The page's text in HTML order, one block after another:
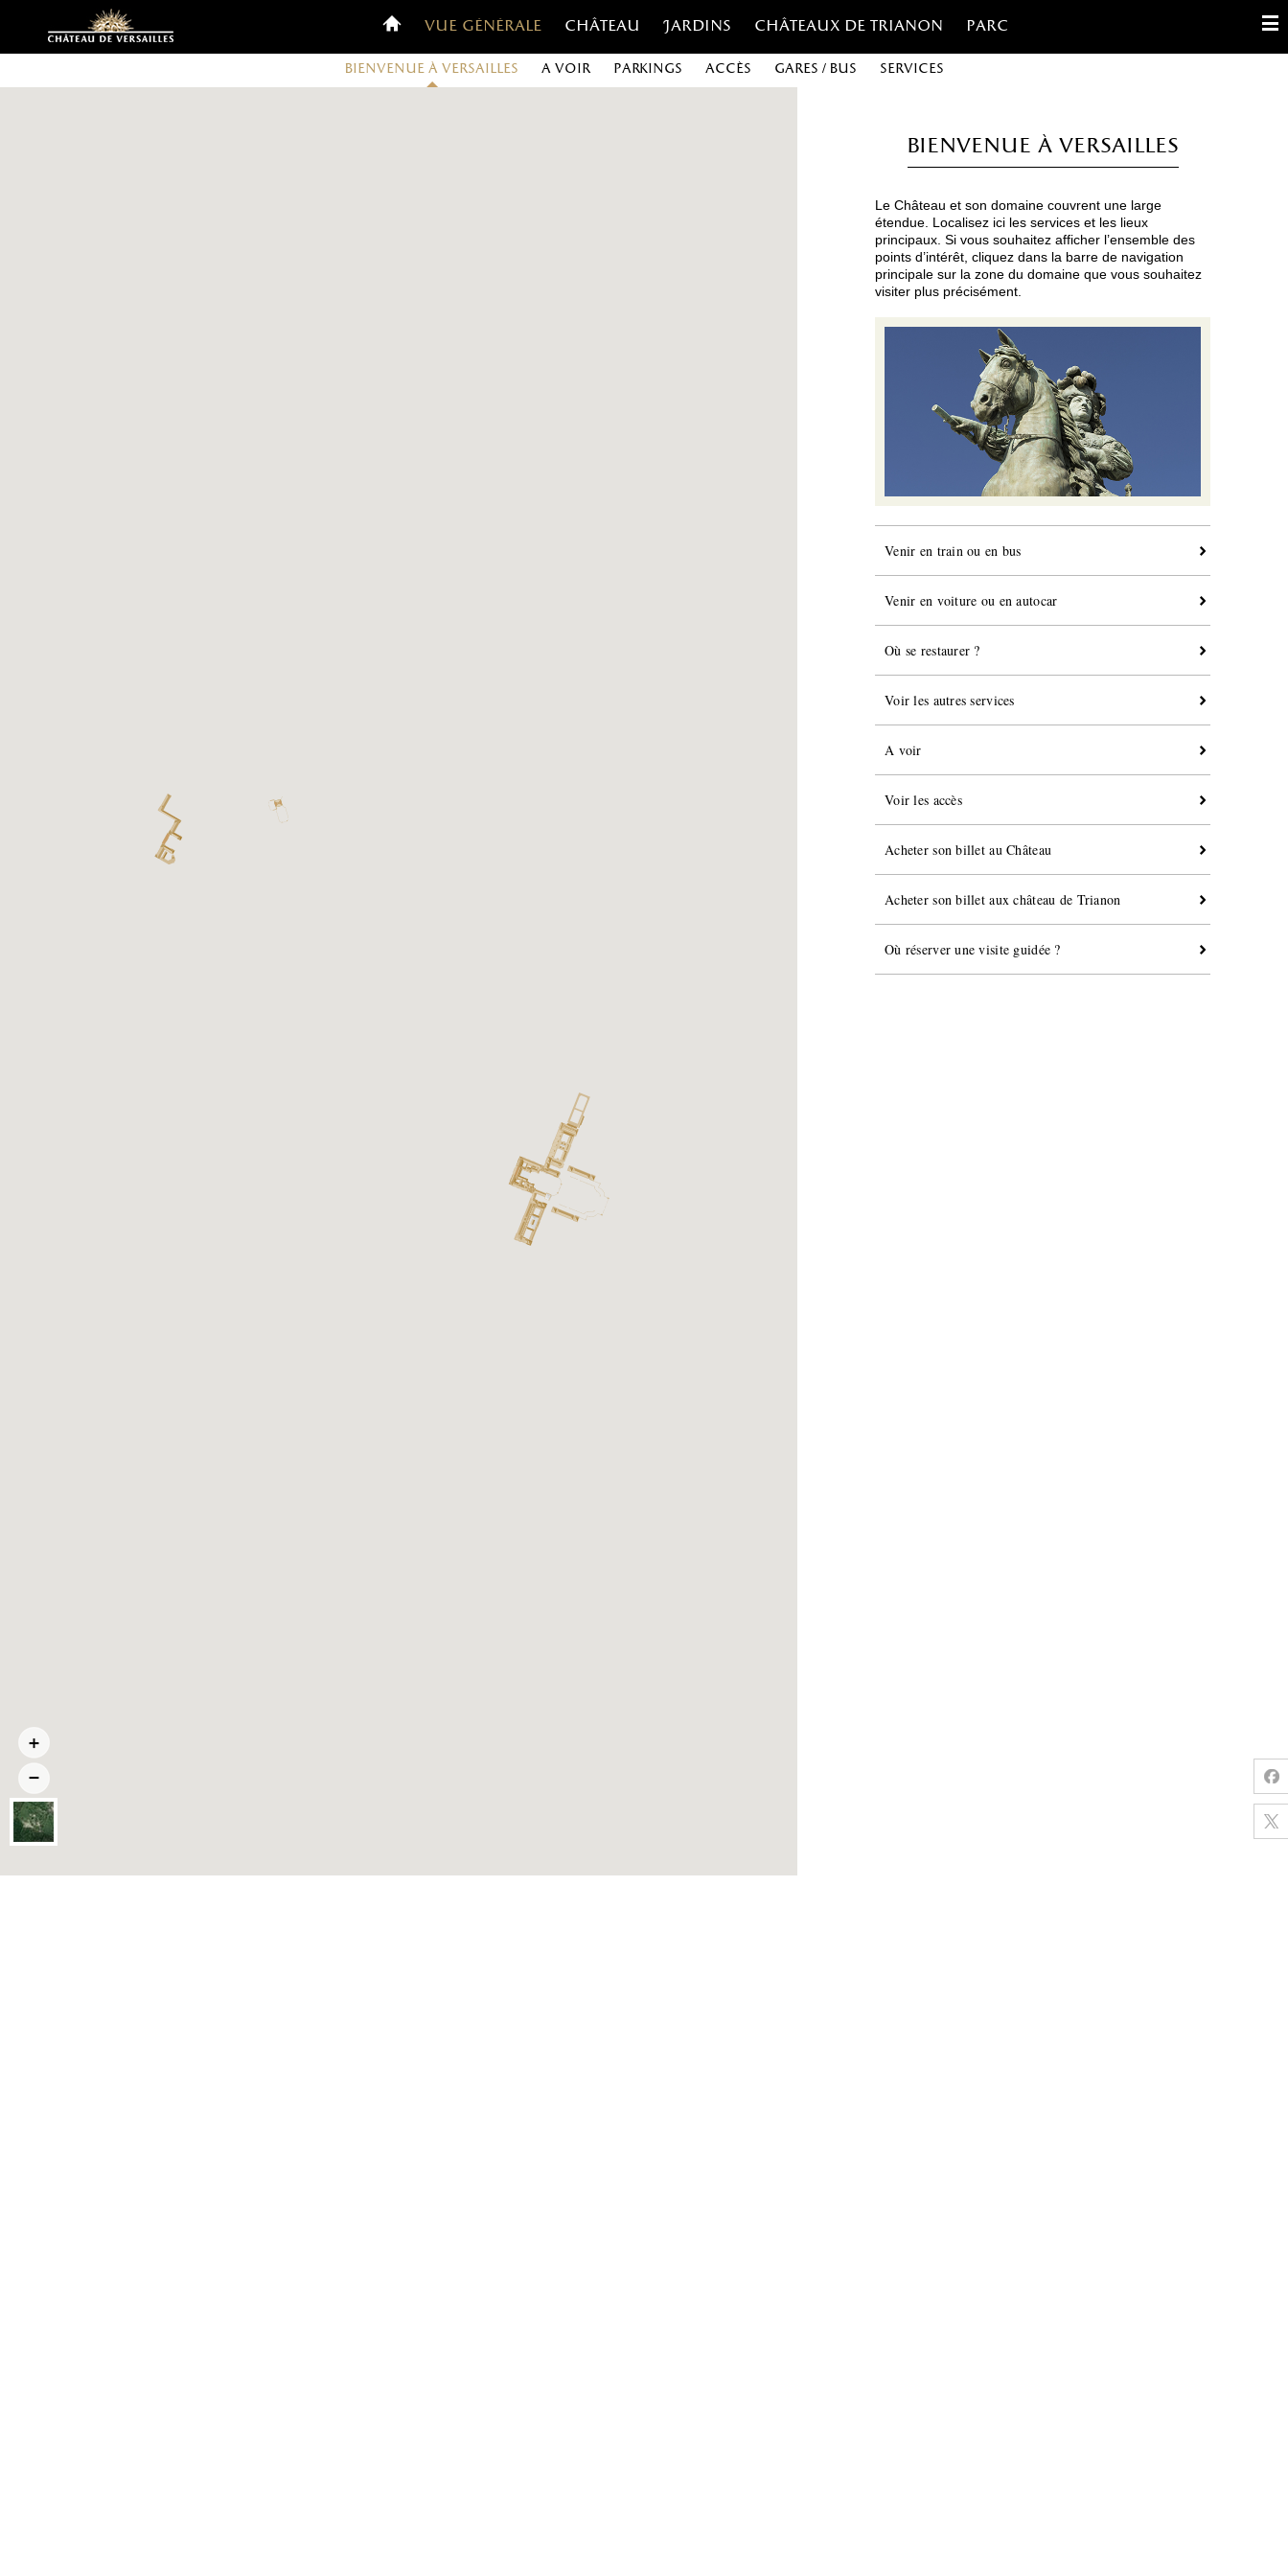
Vue générale Château Jardins Châteaux de trianon Parc
Bienvenue à Versailles A voir Parkings Accès Gares / Bus Services
Español
Gestion des cookies
Contact
Bienvenue à Versailles
Le Château et son domaine couvrent une large
étendue. Localisez ici les services et les lieux
principaux. Si vous souhaitez afficher l’ensemble des
points d’intérêt, cliquez dans la barre de navigation
principale sur la zone du domaine que vous souhaitez
visiter plus précisément.
Venir en train ou en bus
Venir en voiture ou en autocar
Où se restaurer ?
Voir les autres services
A voir
Voir les accès
Acheter son billet au Château
Acheter son billet aux château de Trianon
Où réserver une visite guidée ?
Personnaliser les cookies